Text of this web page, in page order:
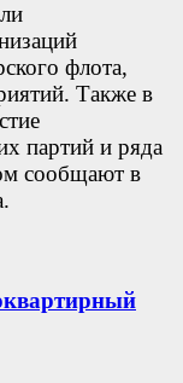
флота,
Также в
партий и ряда
сообщают в